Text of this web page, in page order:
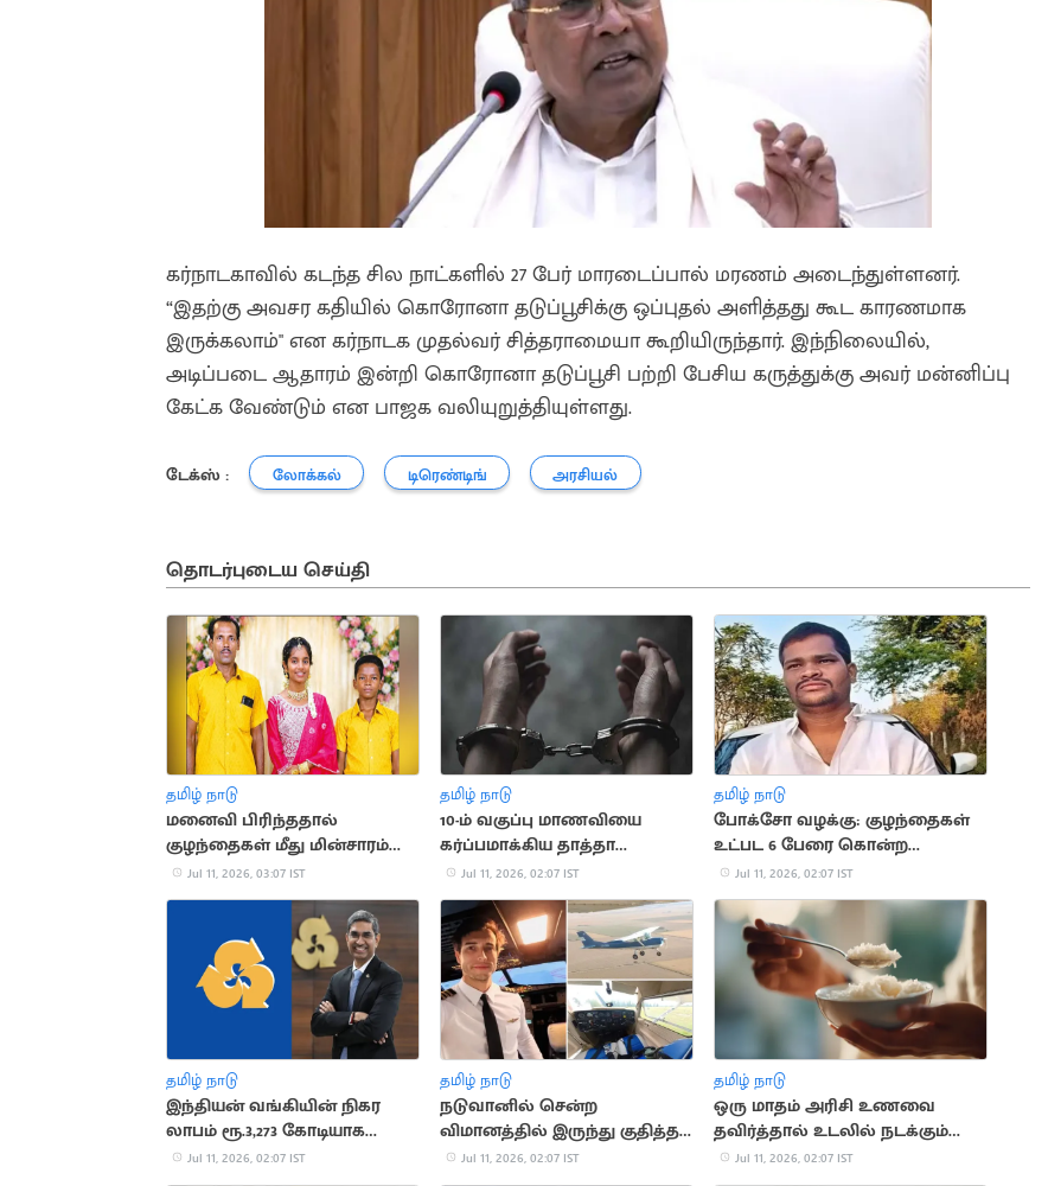
கர்நாடகாவில் கடந்த சில நாட்களில் 27 பேர் மாரடைப்பால் மரணம் அடைந்துள்ளனர்.
“இதற்கு அவசர கதியில் கொரோனா தடுப்பூசிக்கு ஒப்புதல் அளித்தது கூட காரணமாக
இருக்கலாம்" என கர்நாடக முதல்வர் சித்தராமையா கூறியிருந்தார். இந்நிலையில்,
அடிப்படை ஆதாரம் இன்றி கொரோனா தடுப்பூசி பற்றி பேசிய கருத்துக்கு அவர் மன்னிப்பு
கேட்க வேண்டும் என பாஜக வலியுறுத்தியுள்ளது.
டேக்ஸ் : லோக்கல் டிரெண்டிங் அரசியல்
தொடர்புடைய செய்தி
தமிழ் நாடு
மனைவி பிரிந்ததால்
குழந்தைகள் மீது மின்சாரம்
பாய்ச்சி தந்தை தற்கொலை
Jul 11, 2026, 03:07 IST
தமிழ் நாடு
10-ம் வகுப்பு மாணவியை
கர்ப்பமாக்கிய தாத்தா
போக்சோ சட்டத்தில் கைது
Jul 11, 2026, 02:07 IST
தமிழ் நாடு
போக்சோ வழக்கு: குழந்தைகள்
உட்பட 6 பேரை கொன்ற
கொடூரன்
Jul 11, 2026, 02:07 IST
தமிழ் நாடு
இந்தியன் வங்கியின் நிகர
லாபம் ரூ.3,273 கோடியாக
உயர்வு
Jul 11, 2026, 02:07 IST
தமிழ் நாடு
நடுவானில் சென்ற
விமானத்தில் இருந்து குதித்த
விமானி பலி
Jul 11, 2026, 02:07 IST
தமிழ் நாடு
ஒரு மாதம் அரிசி உணவை
தவிர்த்தால் உடலில் நடக்கும்
மாற்றங்கள்
Jul 11, 2026, 02:07 IST